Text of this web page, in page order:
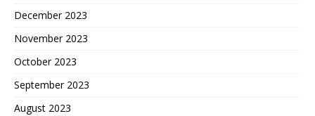
December 2023
November 2023
October 2023
September 2023
August 2023